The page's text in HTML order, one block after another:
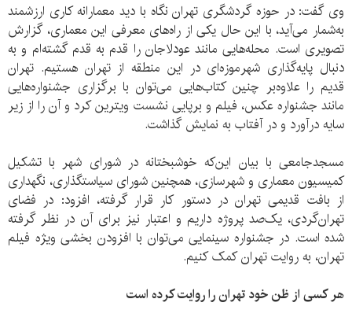
وی گفت: در حوزه گردشگری تهران نگاه با دید معمارانه کاری ارزشمند
به‌شمار می‌آید، با این حال یکی از راه‌های معرفی این معماری، گزارش
تصویری است. محله‌هایی مانند عودلاجان را قدم به قدم گشته‌ام و به
دنبال پایه‌گذاری شهرموزه‌ای در این منطقه از تهران هستیم. تهران
قدیم را علاوه‌بر چنین کتاب‌هایی می‌توان با برگزاری جشنواره‌هایی
مانند جشنواره عکس، فیلم و برپایی نشست‌ ویترین کرد و آن را از زیر
سایه درآورد و در آفتاب به نمایش گذاشت.
مسجدجامعی با بیان این‌که خوشبختانه در شورای شهر با تشکیل
کمیسیون معماری و شهرسازی، همچنین شورای سیاستگذاری، نگهداری
از بافت قدیمی تهران در دستور کار قرار گرفته، افزود: در فضای
تهران‌گردی، یک‌صد پروژه داریم و اعتبار نیز برای آن در نظر گرفته
شده است. در جشنواره سینمایی می‌توان با افزودن بخشی ویژه فیلم
تهران، به روایت تهران کمک کنیم.
هر کسی از ظن خود تهران را روایت کرده است